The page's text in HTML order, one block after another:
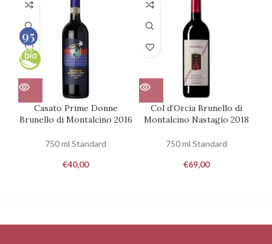
Casato Prime Donne
Brunello di Montalcino 2016
750 ml Standard
€40,00
95
100
Col d’Orcia Brunello di
Montalcino Nastagio 2018
750 ml Standard
€69,00
95
100